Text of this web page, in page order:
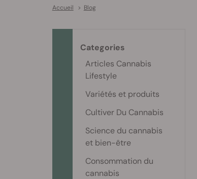
Accueil > Blog
Categories
Articles Cannabis
Lifestyle
Variétés et produits
Cultiver Du Cannabis
Science du cannabis
et bien-être
Consommation du
cannabis